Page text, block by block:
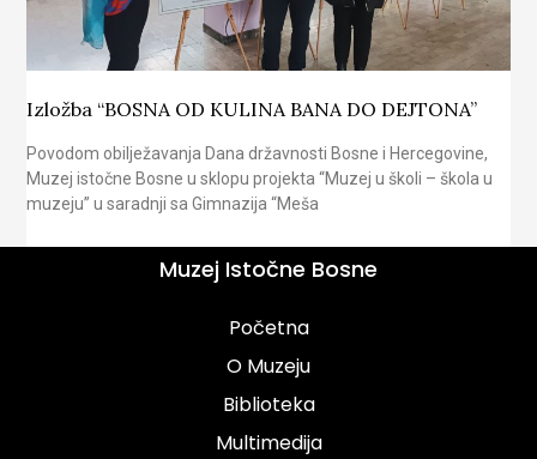
Izložba “BOSNA OD KULINA BANA DO DEJTONA”
Povodom obilježavanja Dana državnosti Bosne i Hercegovine,
Muzej istočne Bosne u sklopu projekta “Muzej u školi – škola u
muzeju” u saradnji sa Gimnazija “Meša
Muzej Istočne Bosne
Početna
O Muzeju
Biblioteka
Multimedija